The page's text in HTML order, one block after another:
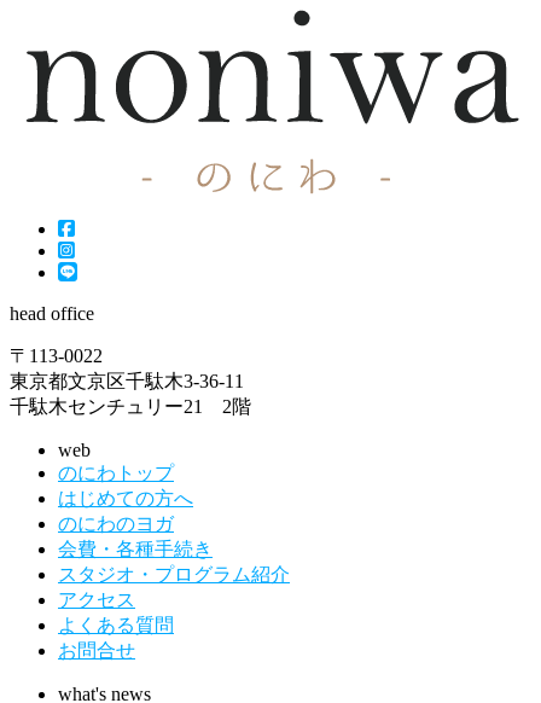
head office
〒113-0022
東京都文京区千駄木3-36-11
千駄木センチュリー21 2階
web
のにわトップ
はじめての方へ
のにわのヨガ
会費・各種手続き
スタジオ・プログラム紹介
アクセス
よくある質問
お問合せ
what's news